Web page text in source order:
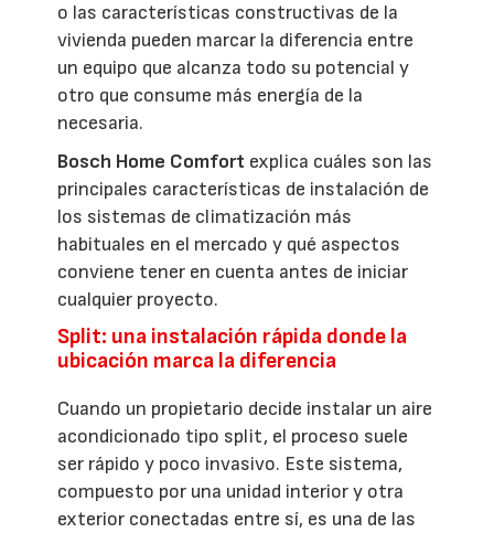
o las características constructivas de la
vivienda pueden marcar la diferencia entre
un equipo que alcanza todo su potencial y
otro que consume más energía de la
necesaria.
Bosch Home Comfort explica cuáles son las
principales características de instalación de
los sistemas de climatización más
habituales en el mercado y qué aspectos
conviene tener en cuenta antes de iniciar
cualquier proyecto.
Split: una instalación rápida donde la
ubicación marca la diferencia
Cuando un propietario decide instalar un aire
acondicionado tipo split, el proceso suele
ser rápido y poco invasivo. Este sistema,
compuesto por una unidad interior y otra
exterior conectadas entre sí, es una de las